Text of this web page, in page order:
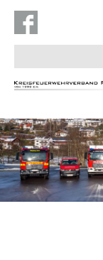
KFV